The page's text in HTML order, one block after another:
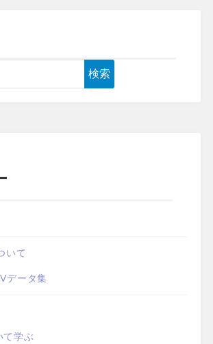
検索
いて
データ集
て学ぶ